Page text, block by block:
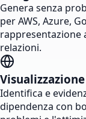
Genera senza
per AWS, Azure,
rappresentazione
relazioni.
Identifica e
dipendenza con